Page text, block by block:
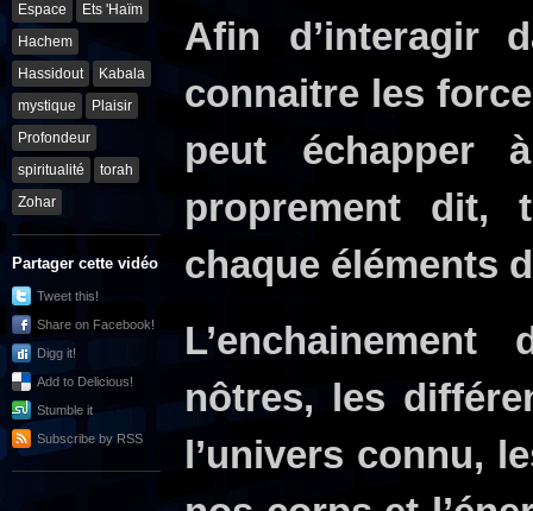
Espace
Ets 'Haïm
Hachem
Hassidout
Kabala
mystique
Plaisir
Profondeur
spiritualité
torah
Zohar
Partager cette vidéo
Tweet this!
Share on Facebook!
Digg it!
Add to Delicious!
Stumble it
Subscribe by RSS
Afin d’interagir
connaitre les
peut échapper
proprement
chaque éléments
nôtres, les
l’univers connu,